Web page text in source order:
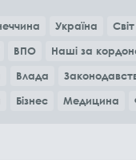
Україна
Світ
ВПО Наші за
Влада
Бізнес Медицина